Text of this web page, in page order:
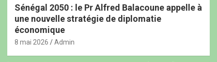
Sénégal 2050 : le Pr Alfred Balacoune appelle à
une nouvelle stratégie de diplomatie
économique
8 mai 2026 Admin